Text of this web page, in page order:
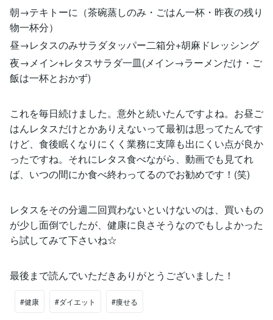
朝→テキトーに（茶碗蒸しのみ・ごはん一杯・昨夜の残り
物一杯分）
昼→レタスのみサラダタッパー二箱分+胡麻ドレッシング
夜→メイン+レタスサラダ一皿(メイン→ラーメンだけ・ご
飯は一杯とおかず)
これを毎日続けました。意外と続いたんですよね。お昼ご
はんレタスだけとかありえないって最初は思ってたんです
けど、食後眠くなりにくく業務に支障も出にくい点が良か
ったですね。それにレタス食べながら、動画でも見てれ
ば、いつの間にか食べ終わってるのでお勧めです！(笑)
レタスをその分週二回買わないといけないのは、買いもの
が少し面倒でしたが、健康に良さそうなのでもしよかった
ら試してみて下さいね☆
最後まで読んでいただきありがとうございました！
#健康 #ダイエット #痩せる